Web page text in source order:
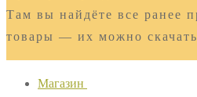
Там вы найдёте все ранее
товары — их можно
Магазин